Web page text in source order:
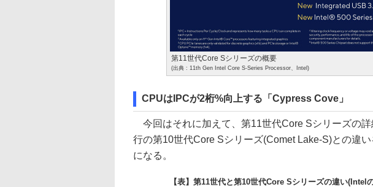
第11世代Core Sシリーズの概要
(出典 : 11th Gen Intel Core S-Series Processor、Intel)
CPUはIPCが2桁%向上する「Cypress Cove」
今回はそれに加えて、第11世代Core Sシリーズの
行の第10世代Core Sシリーズ(Comet Lake-S)との違
になる。
【表】第11世代と第10世代Core Sシリーズの違い(Intel